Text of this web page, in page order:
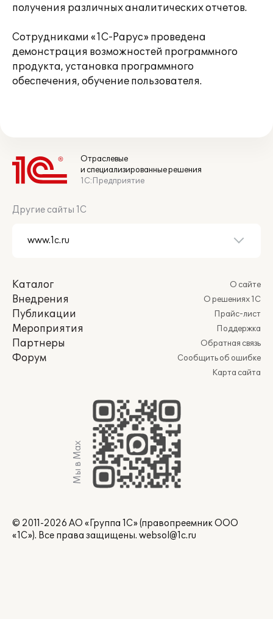
получения различных аналитических отчетов.
Сотрудниками «1С-Рарус» проведена
демонстрация возможностей программного
продукта, установка программного
обеспечения, обучение пользователя.
Отраслевые
и специализированные решения
1С:Предприятие
Другие сайты 1С
Каталог
Внедрения
Публикации
Мероприятия
Партнеры
Форум
О сайте
О решениях 1С
Прайс-лист
Поддержка
Обратная связь
Сообщить об ошибке
Карта сайта
Мы в Max
© 2011-2026 АО «Группа 1С» (правопреемник ООО
«1С»). Все права защищены. websol@1c.ru